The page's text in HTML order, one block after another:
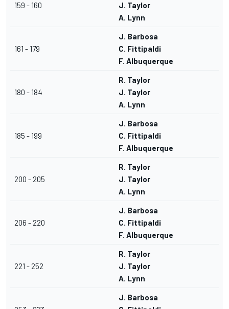
159 - 160
J. Taylor
A. Lynn
161 - 179
J. Barbosa
C. Fittipaldi
F. Albuquerque
180 - 184
R. Taylor
J. Taylor
A. Lynn
185 - 199
J. Barbosa
C. Fittipaldi
F. Albuquerque
200 - 205
R. Taylor
J. Taylor
A. Lynn
206 - 220
J. Barbosa
C. Fittipaldi
F. Albuquerque
221 - 252
R. Taylor
J. Taylor
A. Lynn
J. Barbosa